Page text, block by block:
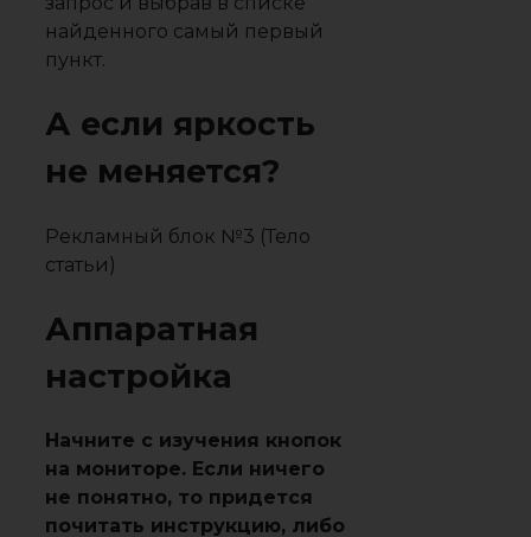
найденного самый первый
пункт.
А если яркость
не меняется?
Рекламный блок №3 (Тело
статьи)
Аппаратная
настройка
Начните с изучения кнопок
на мониторе. Если ничего
не понятно, то придется
почитать инструкцию, либо